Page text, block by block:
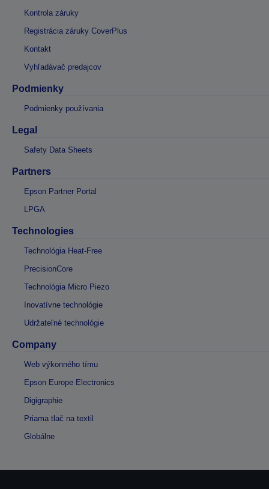
Kontrola záruky
Registrácia záruky CoverPlus
Kontakt
Vyhľadávač predajcov
Podmienky
Podmienky používania
Legal
Safety Data Sheets
Partners
Epson Partner Portal
LPGA
Technologies
Technológia Heat-Free
PrecisionCore
Technológia Micro Piezo
Inovatívne technológie
Udržateľné technológie
Company
Web výkonného tímu
Epson Europe Electronics
Digigraphie
Priama tlač na textil
Globálne